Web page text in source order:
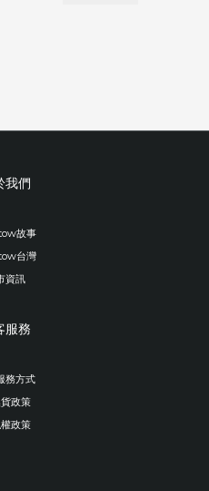
我們
故事
台灣
資訊
服務
務方式
政策
政策